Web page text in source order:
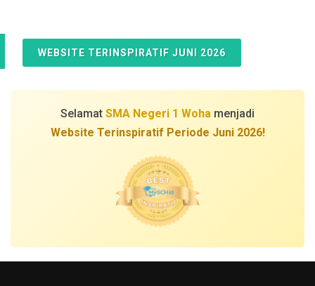
WEBSITE TERINSPIRATIF JUNI 2026
Selamat SMA Negeri 1 Woha menjadi
Website Terinspiratif Periode Juni 2026!